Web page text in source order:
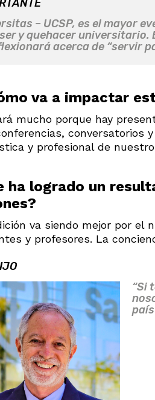
– UCSP, es el mayor
y quehacer universitario.
acerca de “servir
va a impactar
mucho porque hay
conversatorios
y profesional de
ha logrado un
va siendo mejor por el
y profesores. La
“Si